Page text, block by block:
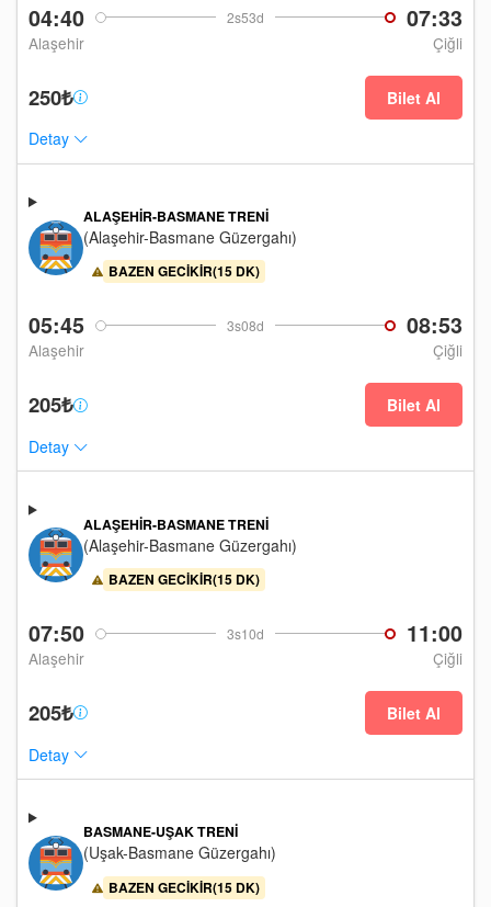
04:40 2s53d 07:33
Alaşehir Çiğli
250₺
Bilet Al
Detay
05:45 3s08d 08:53
Alaşehir Çiğli
ALAŞEHIR-BASMANE TRENI
(Alaşehir-Basmane Güzergahı)
BAZEN GECIKIR(15 DK)
205₺
Bilet Al
Detay
07:50 3s10d 11:00
Alaşehir Çiğli
ALAŞEHIR-BASMANE TRENI
(Alaşehir-Basmane Güzergahı)
BAZEN GECIKIR(15 DK)
205₺
Bilet Al
Detay
BASMANE-UŞAK TRENI
(Uşak-Basmane Güzergahı)
BAZEN GECIKIR(15 DK)